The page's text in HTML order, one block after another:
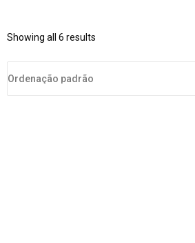
Showing all 6 results